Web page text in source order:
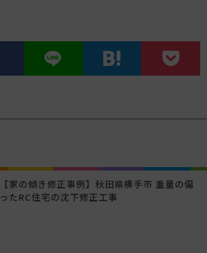
【家の傾き修正事例】秋田県横手市 重量の偏
ったRC住宅の沈下修正工事